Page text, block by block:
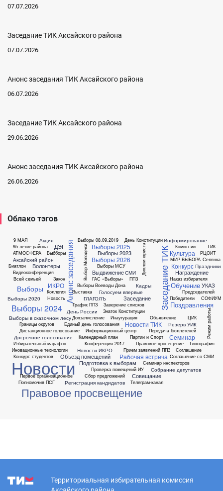
07.07.2026
Заседание ТИК Аксайского района
07.07.2026
Анонс заседания ТИК Аксайского района
06.07.2026
Заседание ТИК Аксайского района
29.06.2026
Анонс заседания ТИК Аксайского района
26.06.2026
Облако тэгов
9 МАЯ
95-летие района
АТМОСФЕРА
Аксайский район
Акция Анонс заседания
Биатлон
Видеоконференция
Волонтеры
Всей семьей
Выбборы Выбор Молодежи
Выборы
Выборы 08.09.2019
Выборы 2020
Выборы 2023
Выборы 2024
Выборы 2025
Выборы 2026
Выборы Воеводы Дона
Выборы МСУ
Выборы в сказочном лесу
Выдвижение
Выставка
ГАС «Выборы»
ГЛАГОЛЪ
Голосуем впервые
Границы округов
График ППЗ
ДЭГ
День Конституции
День России
Диплом юриста
Дистанционное голосование
Допзачисление
Досрочное голосование
Единый день голосования
Заверение списков
Закон
Заседание Заседание ТИК
Знаток Конституции
ИКРО
Избирательный марафон
Инаугурация
Иновационные технологии
Информационный центр
Информирование
Кадры
Календарный план
Коллегия
Комиссии
Конкурс
Конкурс студентов
Конференция 2017
Культура
МИР ВЫБОРА
Награждение
Наказ избирателя
Новости
Новости ИКРО
Новости ТИК
Новость
Обучение
Объезд помещений
Объявление
ППЗ
Партии и Спорт
Первое организационное
Передача бюллетеней
Победители
Подготовка к выборам
Поздравления
Полномочия ПСГ
Правовое просвещение
Правовое просещение
Праздники
Председателей
Прием заявлений ППЗ
Проверка помещений ИУ
РЦОИТ
Рабочая встреча
Регистрация кандидатов
Режим работы
Резерв УИК
СМИ
СОФИУМ
Сбор предложений
Селянка
Семинар
Семинар инспекторов
Собрание депутатов
Совещание
Соглашение
Соглашение со СМИ
ТИК
Телеграм-канал
Типография
УКАЗ
ЦИК
Территориальная избирательная комиссия